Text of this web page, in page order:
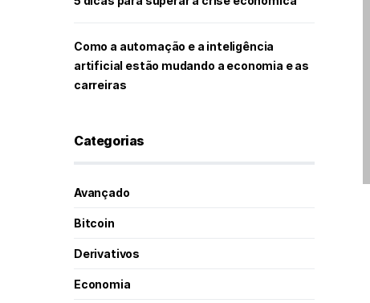
Como a automação e a inteligência
artificial estão mudando a economia e as
carreiras
Categorias
Avançado
Bitcoin
Derivativos
Economia